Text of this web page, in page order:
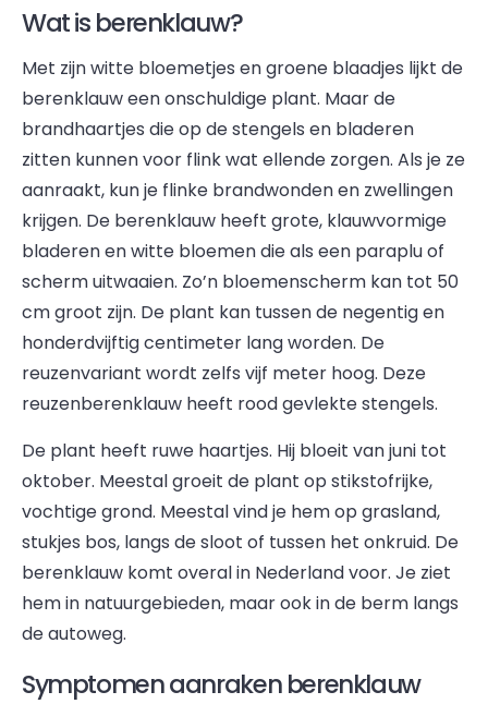
Wat is berenklauw?
Met zijn witte bloemetjes en groene blaadjes lijkt de
berenklauw een onschuldige plant. Maar de
brandhaartjes die op de stengels en bladeren
zitten kunnen voor flink wat ellende zorgen. Als je ze
aanraakt, kun je flinke brandwonden en zwellingen
krijgen. De berenklauw heeft grote, klauwvormige
bladeren en witte bloemen die als een paraplu of
scherm uitwaaien. Zo’n bloemenscherm kan tot 50
cm groot zijn. De plant kan tussen de negentig en
honderdvijftig centimeter lang worden. De
reuzenvariant wordt zelfs vijf meter hoog. Deze
reuzenberenklauw heeft rood gevlekte stengels.
De plant heeft ruwe haartjes. Hij bloeit van juni tot
oktober. Meestal groeit de plant op stikstofrijke,
vochtige grond. Meestal vind je hem op grasland,
stukjes bos, langs de sloot of tussen het onkruid. De
berenklauw komt overal in Nederland voor. Je ziet
hem in natuurgebieden, maar ook in de berm langs
de autoweg.
Symptomen aanraken berenklauw